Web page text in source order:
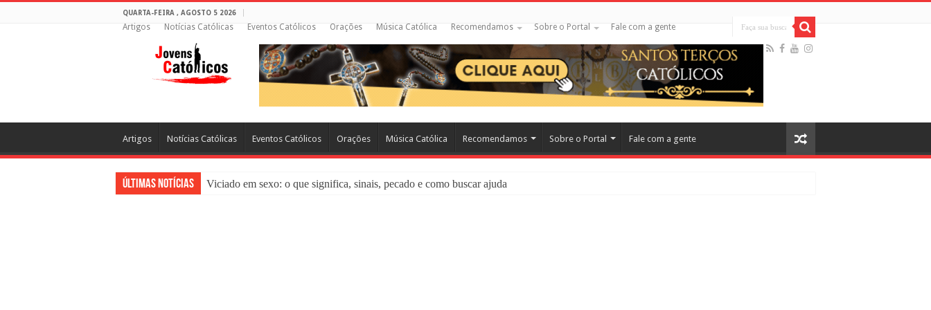
QUARTA-FEIRA , AGOSTO 5 2026
Artigos Notícias Católicas Eventos Católicos Orações Música Católica Recomendamos Sobre o Portal Fale com a gente
Artigos Notícias Católicas Eventos Católicos Orações Música Católica Recomendamos Sobre o Portal Fale com a gente
Últimas Notícias
Viciado em sexo: o que significa, sinais, pecado e como buscar ajuda